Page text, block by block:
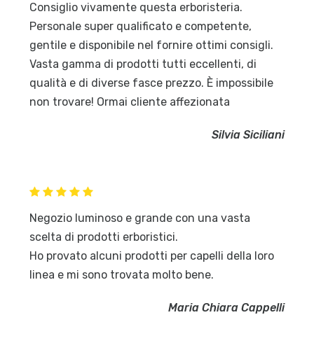
Consiglio vivamente questa erboristeria.
Personale super qualificato e competente,
gentile e disponibile nel fornire ottimi consigli.
Vasta gamma di prodotti tutti eccellenti, di
qualità e di diverse fasce prezzo. È impossibile
non trovare! Ormai cliente affezionata
Silvia Siciliani
Negozio luminoso e grande con una vasta
scelta di prodotti erboristici.
Ho provato alcuni prodotti per capelli della loro
linea e mi sono trovata molto bene.
Maria Chiara Cappelli